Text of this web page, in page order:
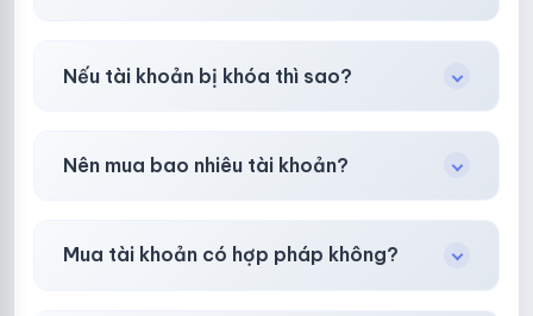
ưu tiên chất lượng, bảo hành hơn là giá rẻ nhất.
Nếu tài khoản bị khóa thì sao?
trợ đổi mới hoặc hoàn 100%.
Nên mua bao nhiêu tài khoản?
phòng.
Mua tài khoản có hợp pháp không?